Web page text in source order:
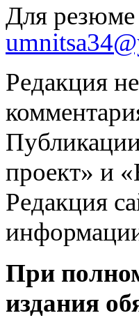
Для резюме
Редакция
проект» и
Редакция
При
издания